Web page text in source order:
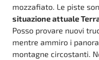
mozzafiato. Le piste
situazione attuale
Posso provare nuovi
mentre ammiro i
montagne circostanti.